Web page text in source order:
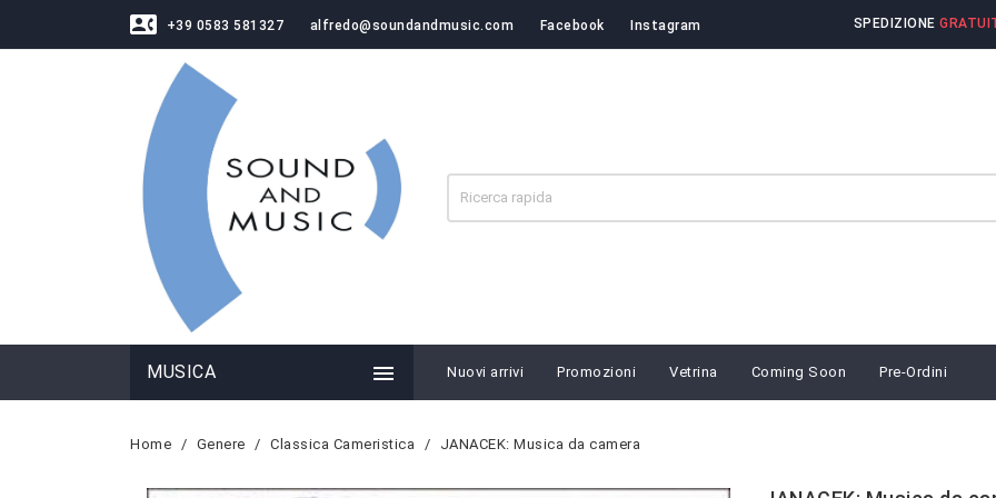
contact_phone +39 0583 581327 alfredo@soundandmusic.com Facebook Instagram SPEDIZIONE
MUSICA  Nuovi arrivi Promozioni Vetrina Coming Soon Pre-Ordini
Home Genere Classica Cameristica JANACEK: Musica da camera